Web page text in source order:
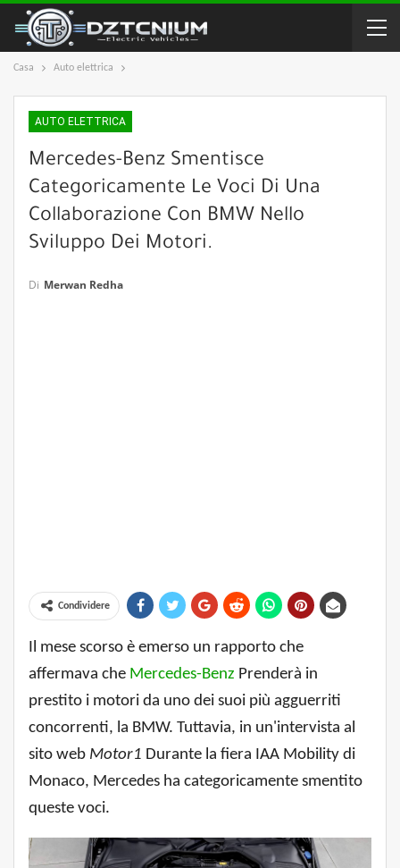
Casa Auto elettrica
AUTO ELETTRICA
Mercedes-Benz Smentisce
Categoricamente Le Voci Di Una
Collaborazione Con BMW Nello
Sviluppo Dei Motori.
Di Merwan Redha
Condividere
Il mese scorso è emerso un rapporto che
affermava che Mercedes-Benz Prenderà in
prestito i motori da uno dei suoi più agguerriti
concorrenti, la BMW. Tuttavia, in un'intervista al
sito web Motor1 Durante la fiera IAA Mobility di
Monaco, Mercedes ha categoricamente smentito
queste voci.